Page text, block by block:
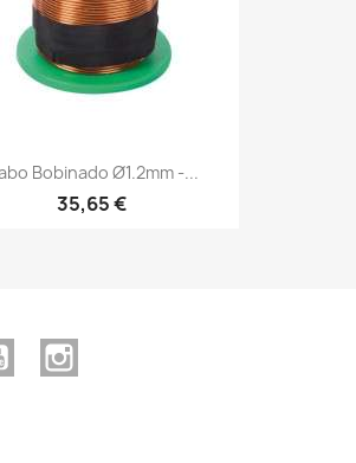
Bobinado Ø1.2mm -...
35,65 €
YouTube